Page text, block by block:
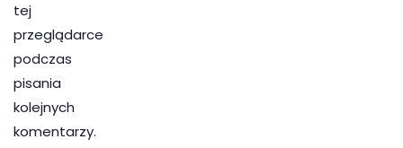
tej
przeglądarce
podczas
pisania
kolejnych
komentarzy.